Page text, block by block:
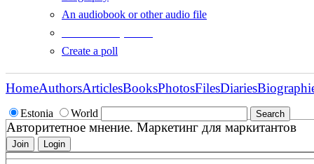
An audiobook or other audio file
Create a poll
Estonia World
HomeAuthorsArticlesBooksPhotosFilesDiaries
Авторитетное мнение. Маркетинг для маркитантов
Join Login